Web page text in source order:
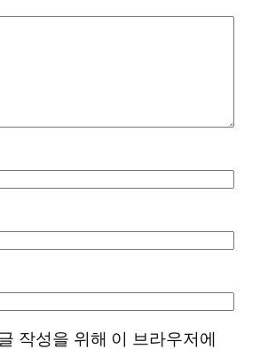
작성을 위해 이 브라우저에